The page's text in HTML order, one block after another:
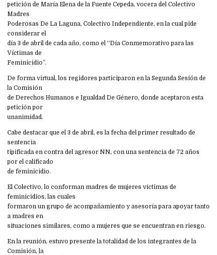
petición de María Elena de la Fuente Cepeda, vocera del Colectivo
Madres
Poderosas De La Laguna, Colectivo Independiente, en la cual pide
considerar el
día 3 de abril de cada año, como el “Día Conmemorativo para las
Víctimas de
Feminicidio”.
De forma virtual, los regidores participaron en la Segunda Sesión de
la Comisión
de Derechos Humanos e Igualdad De Género, donde aceptaron esta
petición por
unanimidad.
Cabe destacar que el 3 de abril, es la fecha del primer resultado de
sentencia
tipificada en contra del agresor NN, con una sentencia de 72 años
por el calificado
de feminicidio.
El Colectivo, lo conforman madres de mujeres víctimas de
feminicidios, las cuales
formaron un grupo de acompañamiento y asesoría para apoyar tanto
a madres en
situaciones similares, como a mujeres que se encuentran en riesgo.
En la reunión, estuvo presente la totalidad de los integrantes de la
Comisión, la